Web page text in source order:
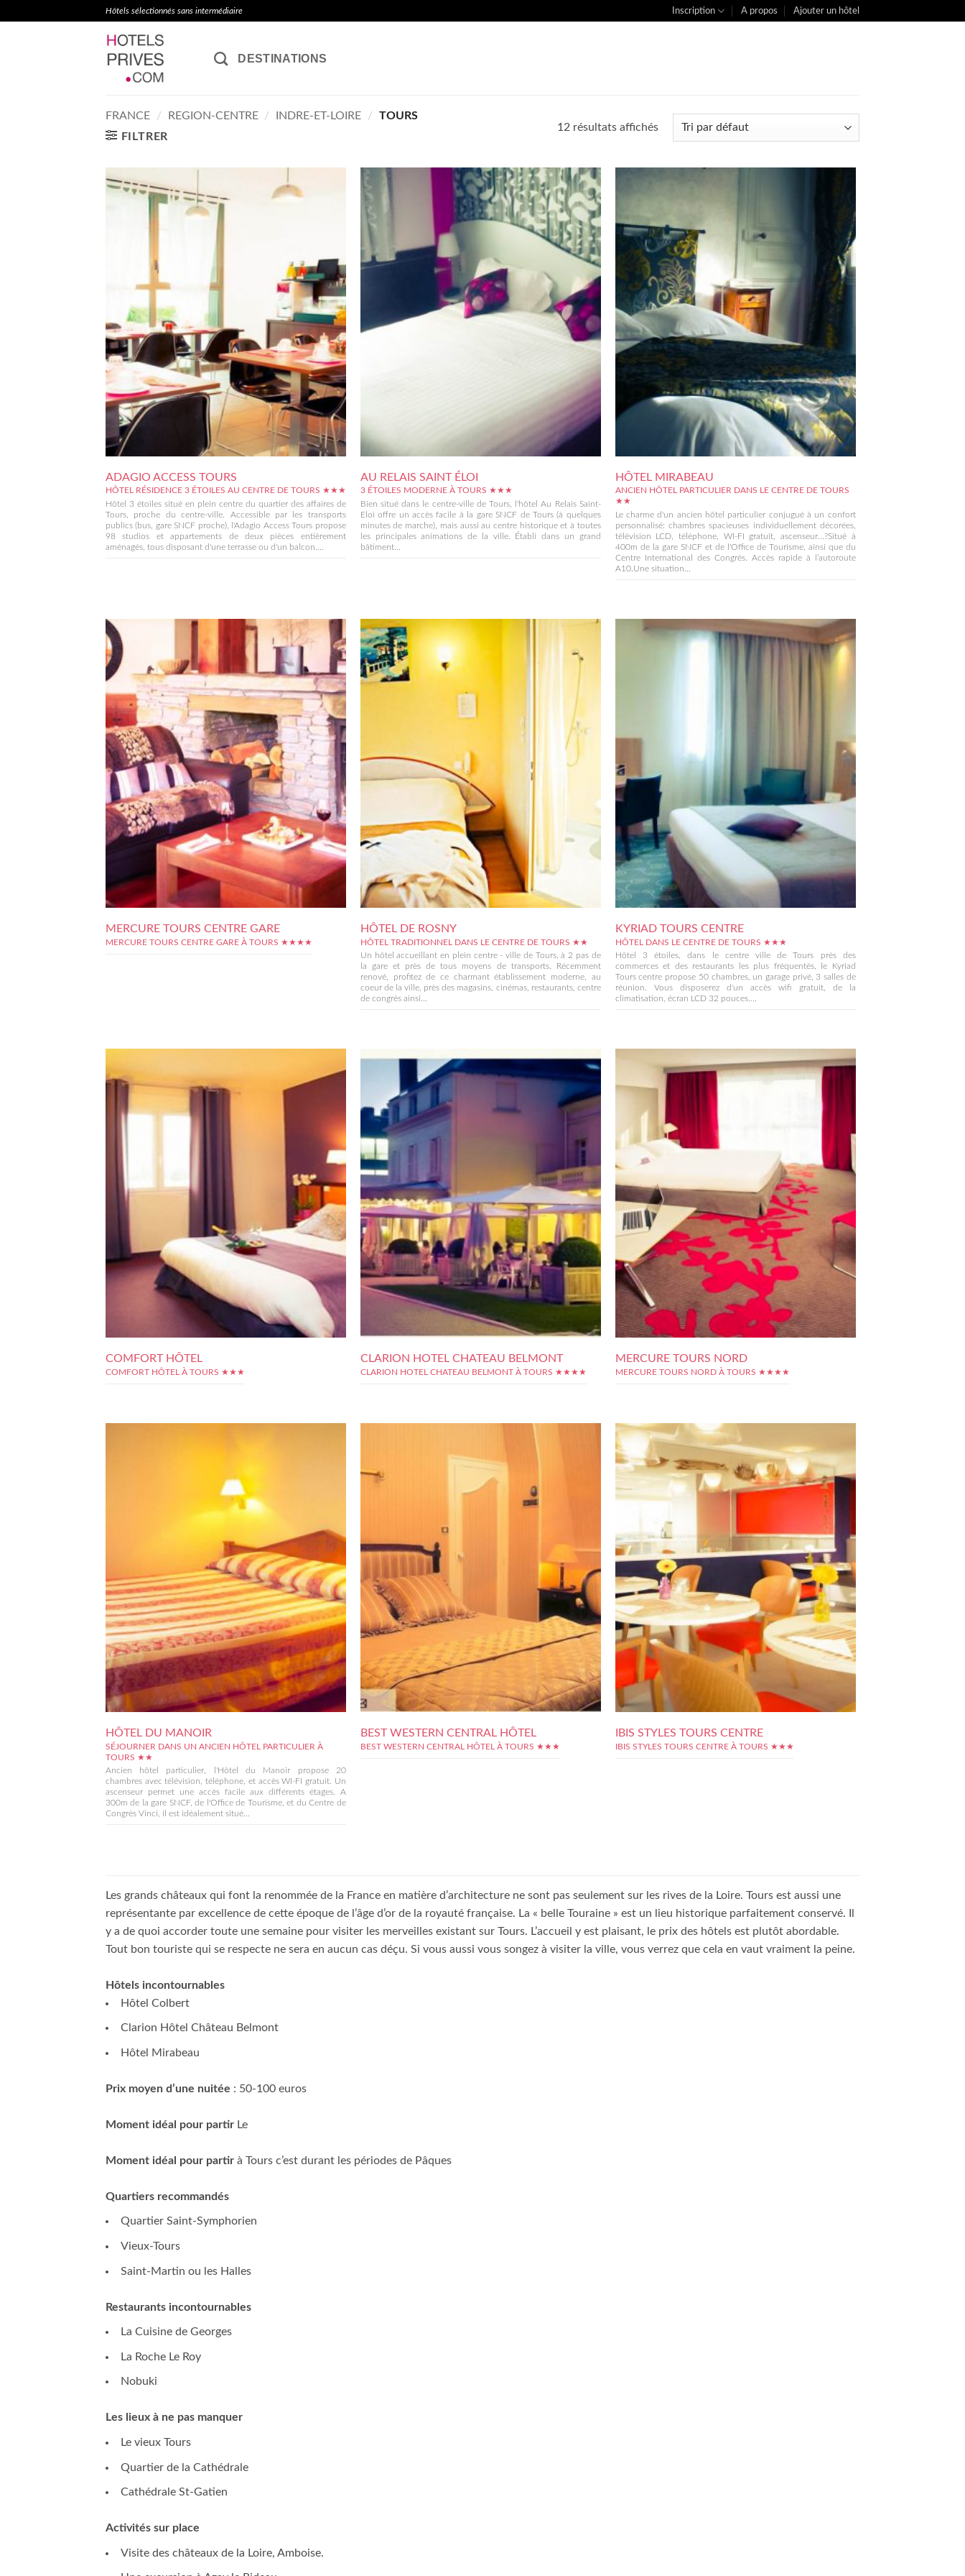
Hôtels sélectionnés sans intermédiaire Inscription A propos Ajouter un hôtel
DESTINATIONS
FRANCE / REGION-CENTRE / INDRE-ET-LOIRE /
TOURS
FILTRER
12 résultats affichés
ADAGIO ACCESS TOURS
HÔTEL RÉSIDENCE 3 ÉTOILES AU CENTRE DE TOURS ★★★
Hôtel 3 étoiles situé en plein centre du quartier des affaires de
Tours, proche du centre-ville. Accessible par les transports
publics (bus, gare SNCF proche), l'Adagio Access Tours propose
98 studios et appartements de deux pièces entièrement
aménagés, tous disposant d'une terrasse ou d'un balcon....
AU RELAIS SAINT ÉLOI
3 ÉTOILES MODERNE À TOURS ★★★
Bien situé dans le centre-ville de Tours, l'hôtel Au Relais Saint-
Eloi offre un accès facile à la gare SNCF de Tours (à quelques
minutes de marche), mais aussi au centre historique et à toutes
les principales animations de la ville. Établi dans un grand
bâtiment...
HÔTEL MIRABEAU
ANCIEN HÔTEL PARTICULIER DANS LE CENTRE DE TOURS
★★
Le charme d'un ancien hôtel particulier conjugué à un confort
personnalisé: chambres spacieuses individuellement décorées,
télévision LCD, téléphone, WI-FI gratuit, ascenseur...?Situé à
400m de la gare SNCF et de l'Office de Tourisme, ainsi que du
Centre International des Congrès. Accès rapide à l’autoroute
A10.Une situation...
MERCURE TOURS CENTRE GARE
MERCURE TOURS CENTRE GARE À TOURS ★★★★
HÔTEL DE ROSNY
HÔTEL TRADITIONNEL DANS LE CENTRE DE TOURS ★★
Un hôtel accueillant en plein centre - ville de Tours, à 2 pas de
la gare et près de tous moyens de transports. Récemment
renové, profitez de ce charmant établissement moderne, au
coeur de la ville, près des magasins, cinémas, restaurants, centre
de congrès ainsi...
KYRIAD TOURS CENTRE
HÔTEL DANS LE CENTRE DE TOURS ★★★
Hôtel 3 étoiles, dans le centre ville de Tours près des
commerces et des restaurants les plus fréquentés, le Kyriad
Tours centre propose 50 chambres, un garage privé, 3 salles de
réunion. Vous disposerez d'un accès wifi gratuit, de la
climatisation, écran LCD 32 pouces....
COMFORT HÔTEL
COMFORT HÔTEL À TOURS ★★★
CLARION HOTEL CHATEAU BELMONT
CLARION HOTEL CHATEAU BELMONT À TOURS ★★★★
MERCURE TOURS NORD
MERCURE TOURS NORD À TOURS ★★★★
HÔTEL DU MANOIR
SÉJOURNER DANS UN ANCIEN HÔTEL PARTICULIER À
TOURS ★★
Ancien hôtel particulier, l'Hôtel du Manoir propose 20
chambres avec télévision, téléphone, et accès WI-FI gratuit. Un
ascenseur permet une accès facile aux différents étages. A
300m de la gare SNCF, de l'Office de Tourisme, et du Centre de
Congrès Vinci, il est idéalement situé...
BEST WESTERN CENTRAL HÔTEL
BEST WESTERN CENTRAL HÔTEL À TOURS ★★★
IBIS STYLES TOURS CENTRE
IBIS STYLES TOURS CENTRE À TOURS ★★★
Les grands châteaux qui font la renommée de la France en matière d’architecture ne sont pas seulement sur les rives de la Loire. Tours est aussi une
représentante par excellence de cette époque de l’âge d’or de la royauté française. La « belle Touraine » est un lieu historique parfaitement conservé. Il
y a de quoi accorder toute une semaine pour visiter les merveilles existant sur Tours. L’accueil y est plaisant, le prix des hôtels est plutôt abordable.
Tout bon touriste qui se respecte ne sera en aucun cas déçu. Si vous aussi vous songez à visiter la ville, vous verrez que cela en vaut vraiment la peine.
Hôtels incontournables
Hôtel Colbert
Clarion Hôtel Château Belmont
Hôtel Mirabeau
Prix moyen d’une nuitée : 50-100 euros
Moment idéal pour partir Le
Moment idéal pour partir à Tours c’est durant les périodes de Pâques
Quartiers recommandés
Quartier Saint-Symphorien
Vieux-Tours
Saint-Martin ou les Halles
Restaurants incontournables
La Cuisine de Georges
La Roche Le Roy
Nobuki
Les lieux à ne pas manquer
Le vieux Tours
Quartier de la Cathédrale
Cathédrale St-Gatien
Activités sur place
Visite des châteaux de la Loire, Amboise.